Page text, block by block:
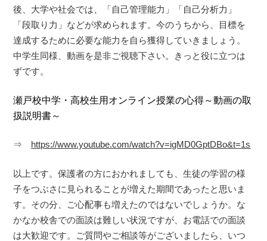
後、大学や社会では、「自己管理能力」「自己分析力」
「段取り力」などが求められます。今のうちから、目標を
達成するために必要な能力を自ら獲得していきましょう。
中学生同様、動画を是非ご視聴下さい。きっと役に立つは
ずです。
瀬戸校中学・高校生用オンライン授業の心得～動画の取
扱説明書～
⇒ https://www.youtube.com/watch?v=igMD0GptDBo&t=1s
以上です。保護者の方におかれましても、生徒の学習の様
子をつぶさに見られることが増えた期間であったと思いま
す。その分、ご心配事も増えたのではないでしょうか。な
かなか校舎での面談は難しい状況ですが、お電話での面談
は大歓迎です。ご質問やご相談等がございましたら、いつ